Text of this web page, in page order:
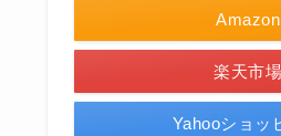
Amazon
楽天市場
Yahooショッ